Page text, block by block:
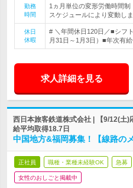
勤務
時間
1ヵ月単位の変形労働時間
スケジュールにより変動し
休日
休暇
# ＼年間休日120日／■シフ
月31日～1月3日）■年次有
求人詳細を見る
西日本旅客鉄道株式会社 | 【9/12(土
給平均取得18.7日
中国地方&福岡募集！【線路の
正社員 職種・業種未経験OK 急募
女性のおしごと掲載中